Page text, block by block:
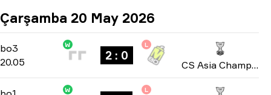
Çarşamba 20 May 2026
bo3 -bo3
20.05
W
2 : 0
L
CS Asia Championships 2026
-bo1
W L